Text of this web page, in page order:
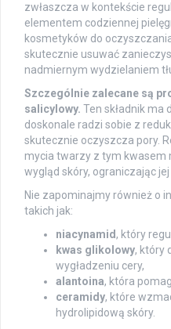
zwłaszcza w kontekście
elementem codziennej
kosmetyków do
skutecznie usuwać
nadmiernym wydzielaniem
Szczególnie zalecane są
salicylowy. Ten składnik ma
doskonale radzi sobie z
skutecznie oczyszcza pory.
mycia twarzy z tym kwasem
wygląd skóry, ograniczając
Nie zapominajmy również o
takich jak:
niacynamid, który
kwas glikolowy, który
wygładzeniu cery,
alantoina, która
ceramidy, które
hydrolipidową skóry.